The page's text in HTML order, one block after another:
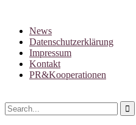
News
Datenschutzerklärung
Impressum
Kontakt
PR&Kooperationen